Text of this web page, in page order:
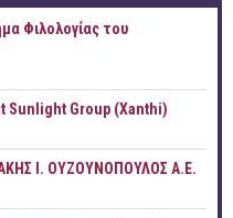
Φιλολογίας του
Sunlight Group (Xanthi)
Ι. ΟΥΖΟΥΝΟΠΟΥΛΟΣ Α.Ε.